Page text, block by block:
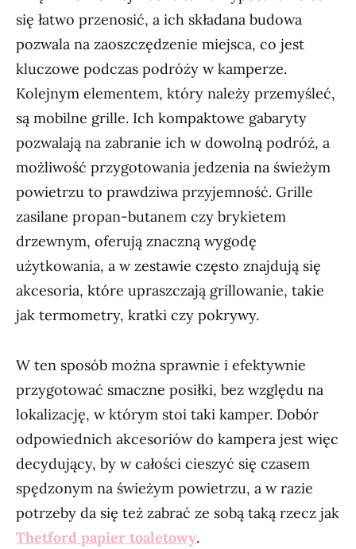
się łatwo przenosić, a ich składana budowa
pozwala na zaoszczędzenie miejsca, co jest
kluczowe podczas podróży w kamperze.
Kolejnym elementem, który należy przemyśleć,
są mobilne grille. Ich kompaktowe gabaryty
pozwalają na zabranie ich w dowolną podróż, a
możliwość przygotowania jedzenia na świeżym
powietrzu to prawdziwa przyjemność. Grille
zasilane propan-butanem czy brykietem
drzewnym, oferują znaczną wygodę
użytkowania, a w zestawie często znajdują się
akcesoria, które upraszczają grillowanie, takie
jak termometry, kratki czy pokrywy.
W ten sposób można sprawnie i efektywnie
przygotować smaczne posiłki, bez względu na
lokalizację, w którym stoi taki kamper. Dobór
odpowiednich akcesoriów do kampera jest więc
decydujący, by w całości cieszyć się czasem
spędzonym na świeżym powietrzu, a w razie
potrzeby da się też zabrać ze sobą taką rzecz jak
Thetford papier toaletowy.